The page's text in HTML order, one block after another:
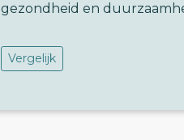
gezondheid en
Vergelijk